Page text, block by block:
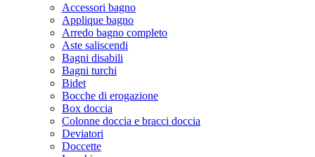
Accessori bagno
Applique bagno
Arredo bagno completo
Aste saliscendi
Bagni disabili
Bagni turchi
Bidet
Bocche di erogazione
Box doccia
Colonne doccia e bracci doccia
Deviatori
Doccette